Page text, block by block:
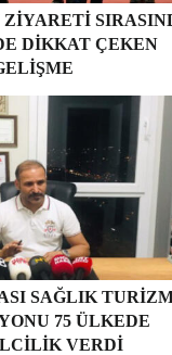
ZIYARETI
DIKKAT ÇEKEN
SAĞLIK
75 ÜLKEDE
VERDI